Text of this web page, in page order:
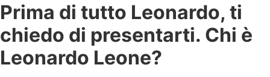
Prima di tutto Leonardo, ti
chiedo di presentarti. Chi è
Leonardo Leone?